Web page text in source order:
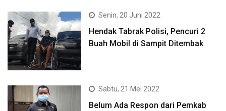
Senin, 20 Juni 2022
Hendak Tabrak Polisi, Pencuri 2
Buah Mobil di Sampit Ditembak
Sabtu, 21 Mei 2022
Belum Ada Respon dari Pemkab